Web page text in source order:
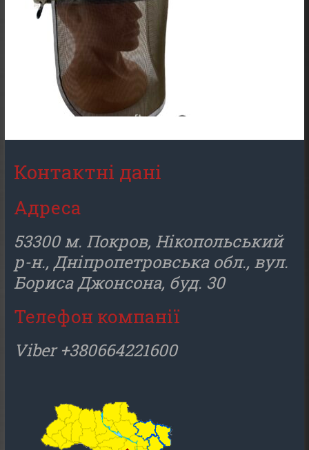
Контактні дані
Адреса
53300 м. Покров, Нікопольський
р-н., Дніпропетровська обл., вул.
Бориса Джонсона, буд. 30
Телефон компанії
Viber +380664221600